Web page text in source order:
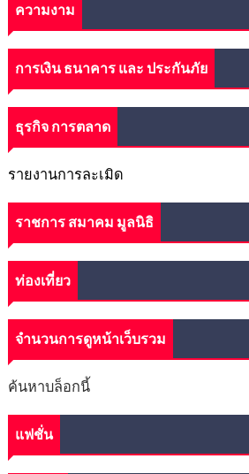
ความงาม
การเงิน ธนาคาร และ ประกันภัย
ธุรกิจ การตลาด
รายงานการละเมิด
ราชการ สมาคม มูลนิธิ
ท่องเที่ยว
จำนวนการดูหน้าเว็บรวม
ค้นหาบล็อกนี้
แฟชั่น